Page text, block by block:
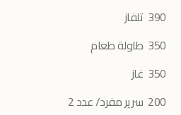
390 تلفاز
350 طاولة طعام
350 غاز
200 سرير مفرد/ عدد 2